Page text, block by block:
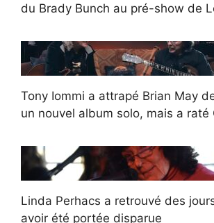
du Brady Bunch au pré-show de
Tony Iommi a attrapé Brian May
un nouvel album solo, mais a raté
Linda Perhacs a retrouvé des
avoir été portée disparue